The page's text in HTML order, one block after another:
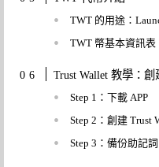
TWT 的用途：
TWT 幣基本資訊表
Trust Wallet 教學：創
Step 1：下載 APP
Step 2：創建 Trust
Step 3：備份助記詞